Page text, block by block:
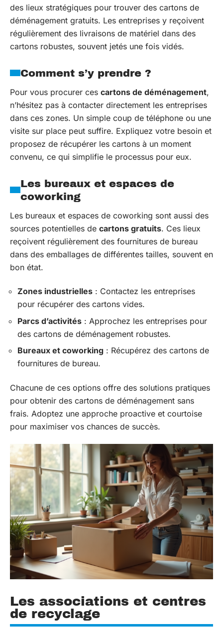
des lieux stratégiques pour trouver des cartons de
déménagement gratuits. Les entreprises y reçoivent
régulièrement des livraisons de matériel dans des
cartons robustes, souvent jetés une fois vidés.
Comment s’y prendre ?
Pour vous procurer ces cartons de déménagement,
n’hésitez pas à contacter directement les entreprises
dans ces zones. Un simple coup de téléphone ou une
visite sur place peut suffire. Expliquez votre besoin et
proposez de récupérer les cartons à un moment
convenu, ce qui simplifie le processus pour eux.
Les bureaux et espaces de
coworking
Les bureaux et espaces de coworking sont aussi des
sources potentielles de cartons gratuits. Ces lieux
reçoivent régulièrement des fournitures de bureau
dans des emballages de différentes tailles, souvent en
bon état.
Zones industrielles : Contactez les entreprises
pour récupérer des cartons vides.
Parcs d’activités : Approchez les entreprises pour
des cartons de déménagement robustes.
Bureaux et coworking : Récupérez des cartons de
fournitures de bureau.
Chacune de ces options offre des solutions pratiques
pour obtenir des cartons de déménagement sans
frais. Adoptez une approche proactive et courtoise
pour maximiser vos chances de succès.
Les associations et centres
de recyclage